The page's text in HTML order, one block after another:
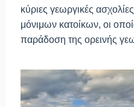
κύριες γεωργικές
μόνιμων κατοίκων, οι
παράδοση της ορεινής